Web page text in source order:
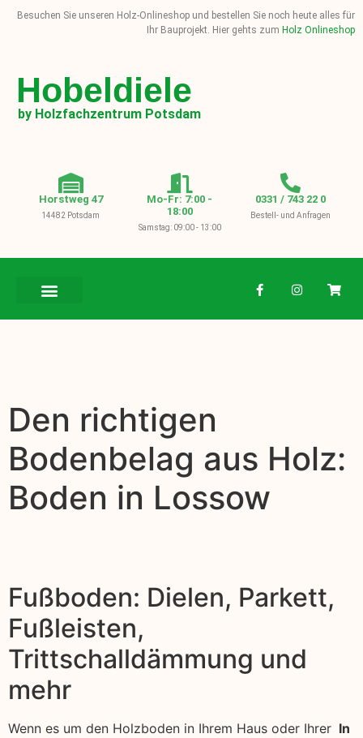
Besuchen Sie unseren Holz-Onlineshop und bestellen Sie noch heute alles für
Ihr Bauprojekt. Hier gehts zum Holz Onlineshop
Hobeldiele
by Holzfachzentrum Potsdam
Horstweg 47
14482 Potsdam
Mo-Fr: 7:00 -
18:00
Samstag: 09:00 - 13:00
0331 / 743 22 0
Bestell- und Anfragen
Den richtigen
Bodenbelag aus Holz:
Boden in Lossow
Fußboden: Dielen, Parkett,
Fußleisten,
Trittschalldämmung und
mehr
Wenn es um den Holzboden in Ihrem Haus oder Ihrer In